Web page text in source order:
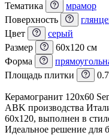
Тематика
мрамор
Поверхность
Цвет
серый
Размер
60x120 см
Форма
Площадь плитки
Керамогранит 120х60
ABK производства
60x120, выполнен в
Идеальное решение для